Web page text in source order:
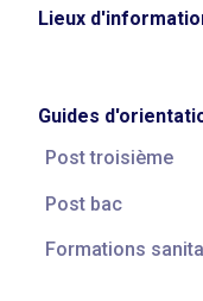
Lieux
Guides
Post troisième
Post bac
Formations